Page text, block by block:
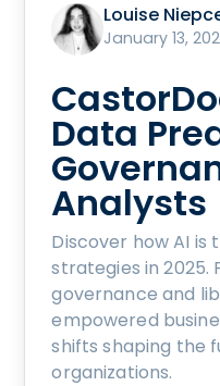
Louise
January 13,
Data
Analysts
Discover how AI
strategies in 2025.
governance and
empowered
shifts shaping the
organizations.